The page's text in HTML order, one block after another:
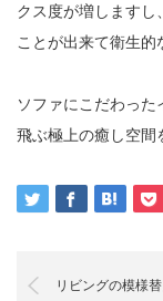
クス度が増しますし
ことが出来て衛生的
ソファにこだわっ
飛ぶ極上の癒し空間
リビングの模様